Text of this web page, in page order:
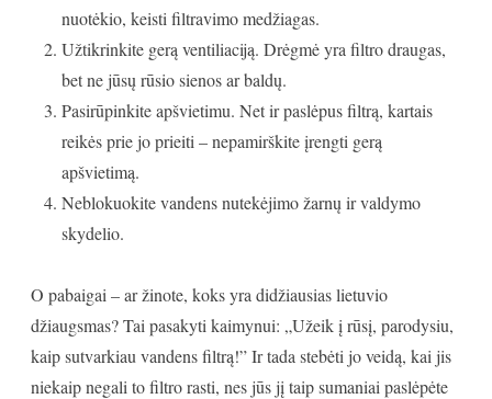
nuotėkio, keisti filtravimo medžiagas.
Užtikrinkite gerą ventiliaciją. Drėgmė yra filtro draugas,
bet ne jūsų rūsio sienos ar baldų.
Pasirūpinkite apšvietimu. Net ir paslėpus filtrą, kartais
reikės prie jo prieiti – nepamirškite įrengti gerą
apšvietimą.
Neblokuokite vandens nutekėjimo žarnų ir valdymo
skydelio.
O pabaigai – ar žinote, koks yra didžiausias lietuvio
džiaugsmas? Tai pasakyti kaimynui: „Užeik į rūsį, parodysiu,
kaip sutvarkiau vandens filtrą!” Ir tada stebėti jo veidą, kai jis
niekaip negali to filtro rasti, nes jūs jį taip sumaniai paslėpėte